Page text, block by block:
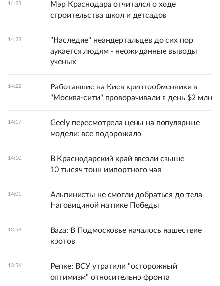
14:23
Мэр Краснодара отчитался о ходе
строительства школ и детсадов
14:23
"Наследие" неандертальцев до сих пор
аукается людям - неожиданные выводы
ученых
14:22
Работавшие на Киев криптообменники в
"Москва-сити" проворачивали в день $2 млн
14:17
Geely пересмотрела цены на популярные
модели: все подорожало
14:10
В Краснодарский край ввезли свыше
10 тысяч тонн импортного чая
14:01
Альпинисты не смогли добраться до тела
Наговициной на пике Победы
13:58
Baza: В Подмосковье началось нашествие
кротов
13:56
Репке: ВСУ утратили "осторожный
оптимизм" относительно фронта